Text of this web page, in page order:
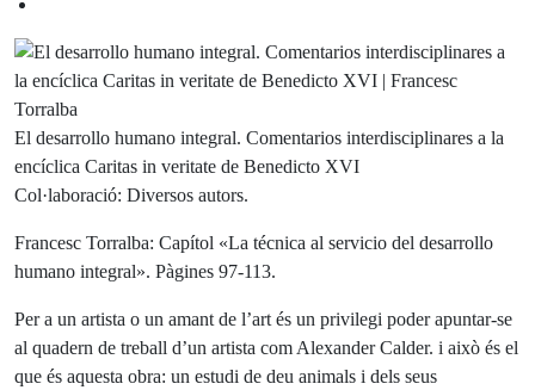
El desarrollo humano integral. Comentarios interdisciplinares a la
encíclica Caritas in veritate de Benedicto XVI
Col·laboració: Diversos autors.
Francesc Torralba: Capítol «La técnica al servicio del desarrollo
humano integral». Pàgines 97-113.
Per a un artista o un amant de l’art és un privilegi poder apuntar-se
al quadern de treball d’un artista com Alexander Calder. i això és el
que és aquesta obra: un estudi de deu animals i dels seus